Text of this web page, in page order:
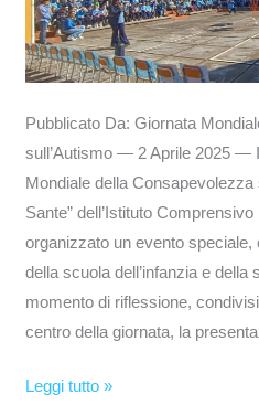
Pubblicato Da: Giornata
sull’Autismo — 2 Aprile 2025 —
Mondiale della Consapevolezza
Sante” dell’Istituto
organizzato un evento
della scuola dell’infanzia e della
momento di riflessione,
centro della giornata, la
Leggi tutto »